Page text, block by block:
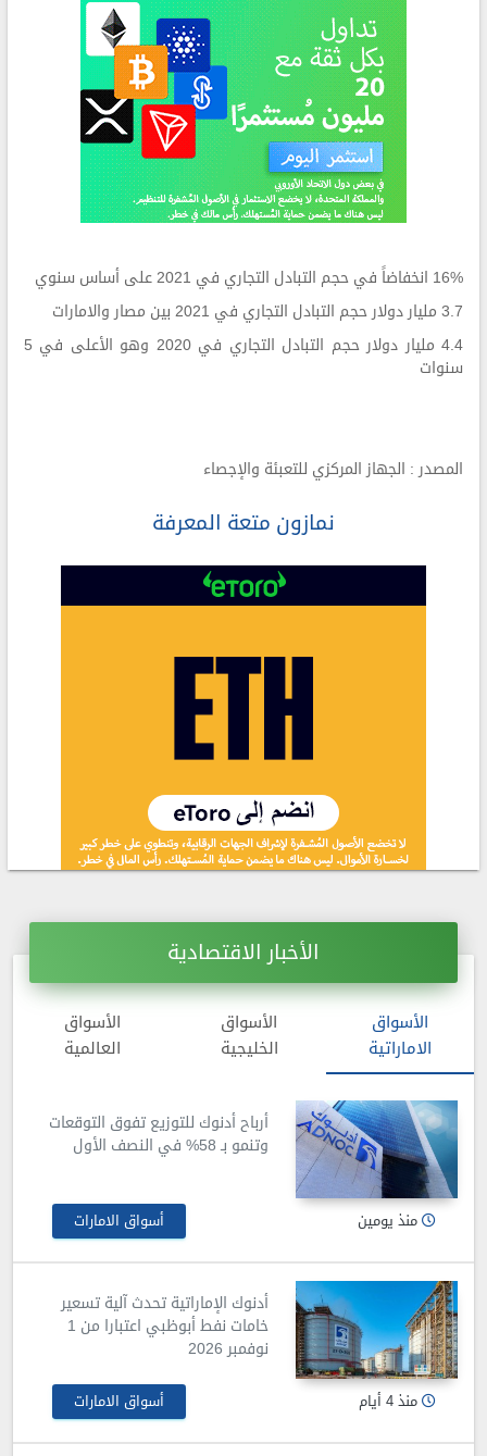
الأخبار الاقتصادية
الأسواق
الاماراتية
الأسواق
الخليجية
الأسواق
العالمية
أرباح أدنوك للتوزيع تفوق التوقعات
وتنمو بـ 58% في النصف الأول
منذ يومين أسواق الامارات
أدنوك الإماراتية تحدث آلية تسعير
خامات نفط أبوظبي اعتبارا من 1
نوفمبر 2026
منذ 4 أيام أسواق الامارات
16% انخفاضاً في حجم التبادل التجاري في 2021 على أساس سنوي
3.7 مليار دولار حجم التبادل التجاري في 2021 بين مصار والامارات
4.4 مليار دولار حجم التبادل التجاري في 2020 وهو الأعلى في 5
سنوات
المصدر : الجهاز المركزي للتعبئة والإجصاء
نمازون متعة المعرفة